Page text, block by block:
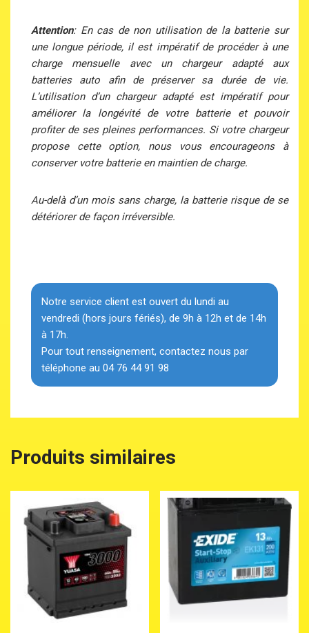
Attention: En cas de non utilisation de la batterie sur
une longue période, il est impératif de procéder à une
charge mensuelle avec un chargeur adapté aux
batteries auto afin de préserver sa durée de vie.
L’utilisation d’un chargeur adapté est impératif pour
améliorer la longévité de votre batterie et pouvoir
profiter de ses pleines performances. Si votre chargeur
propose cette option, nous vous encourageons à
conserver votre batterie en maintien de charge.
Au-delà d’un mois sans charge, la batterie risque de se
détériorer de façon irréversible.
Notre service client est ouvert du lundi au
vendredi (hors jours fériés), de 9h à 12h et de 14h
à 17h.
Pour tout renseignement, contactez nous par
téléphone au 04 76 44 91 98
Produits similaires